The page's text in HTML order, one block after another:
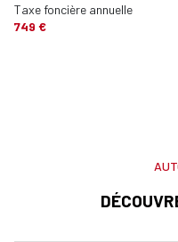
Taxe foncière annuelle
749 €